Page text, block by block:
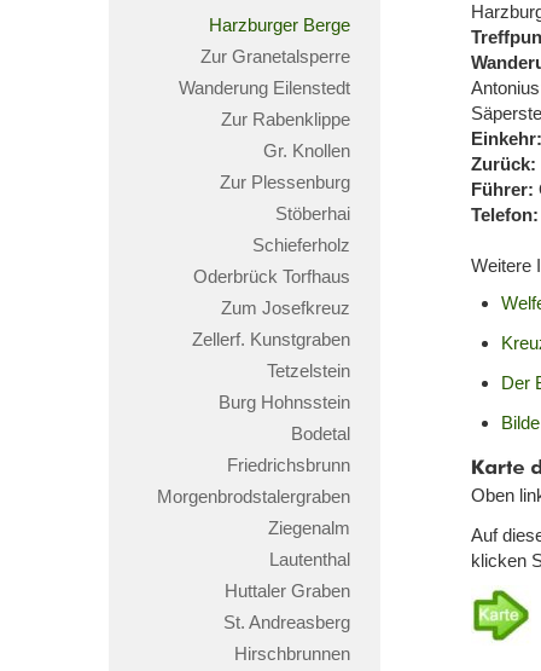
Harzburger Berge
Zur Granetalsperre
Wanderung Eilenstedt
Zur Rabenklippe
Gr. Knollen
Zur Plessenburg
Stöberhai
Schieferholz
Oderbrück Torfhaus
Zum Josefkreuz
Zellerf. Kunstgraben
Tetzelstein
Burg Hohnsstein
Bodetal
Friedrichsbrunn
Morgenbrodstalergraben
Ziegenalm
Lautenthal
Huttaler Graben
St. Andreasberg
Hirschbrunnen
Einkehr:
Zurück:
Führer:
Telefon:
Weitere
Der
Karte
Oben
Auf
klicken